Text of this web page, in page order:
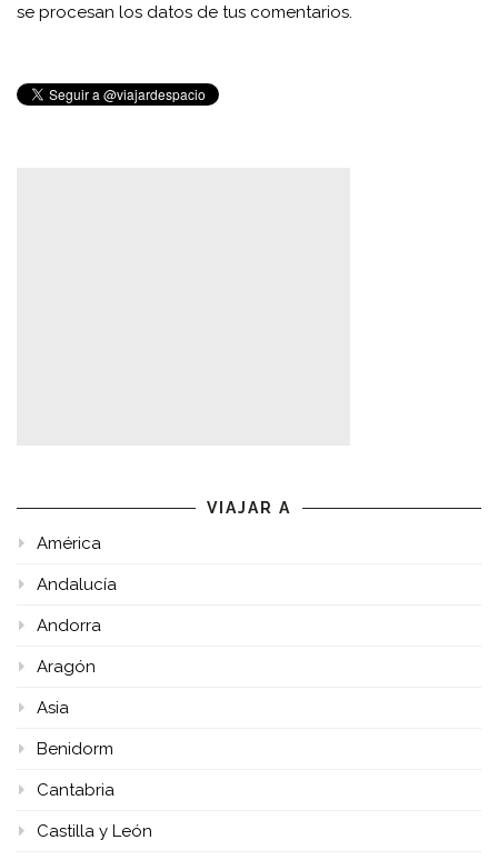
se procesan los datos de tus comentarios.
VIAJAR A
América
Andalucía
Andorra
Aragón
Asia
Benidorm
Cantabria
Castilla y León